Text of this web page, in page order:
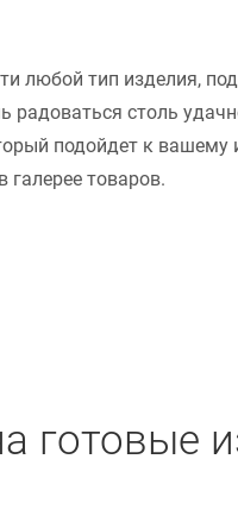
любой тип изделия,
радоваться столь
подойдет к вашему
товаров.
готовые